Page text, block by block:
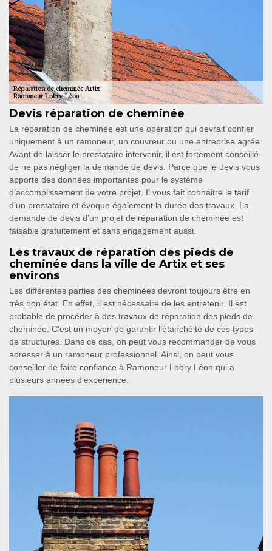
Devis réparation de cheminée
La réparation de cheminée est une opération qui devrait confier
uniquement à un ramoneur, un couvreur ou une entreprise agrée.
Avant de laisser le prestataire intervenir, il est fortement conseillé
de ne pas négliger la demande de devis. Parce que le devis vous
apporte des données importantes pour le système
d’accomplissement de votre projet. Il vous fait connaitre le tarif
d’un prestataire et évoque également la durée des travaux. La
demande de devis d’un projet de réparation de cheminée est
faisable gratuitement et sans engagement aussi.
Les travaux de réparation des pieds de
cheminée dans la ville de Artix et ses
environs
Les différentes parties des cheminées devront toujours être en
très bon état. En effet, il est nécessaire de les entretenir. Il est
probable de procéder à des travaux de réparation des pieds de
cheminée. C'est un moyen de garantir l'étanchéité de ces types
de structures. Dans ce cas, on peut vous recommander de vous
adresser à un ramoneur professionnel. Ainsi, on peut vous
conseiller de faire confiance à Ramoneur Lobry Léon qui a
plusieurs années d'expérience.